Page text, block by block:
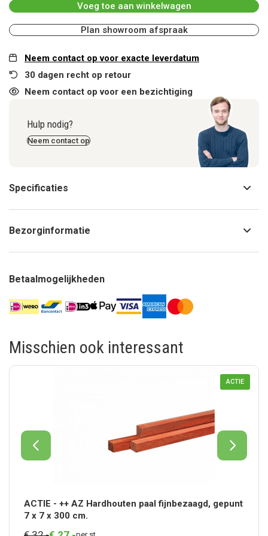
Voeg toe aan winkelwagen
Plan showroom afspraak
Neem contact op voor exacte leverdatum
30 dagen recht op retour
Neem contact op voor een bezichtiging
Hulp nodig?
Neem contact op
Specificaties
Bezorginformatie
Betaalmogelijkheden
Misschien ook interessant
ACTIE
ACTIE - ++ AZ Hardhouten paal fijnbezaagd, gepunt
7 x 7 x 300 cm.